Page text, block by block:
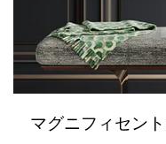
マグニフィセン